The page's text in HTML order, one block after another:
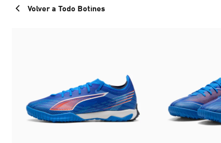
Volver a Todo Botines